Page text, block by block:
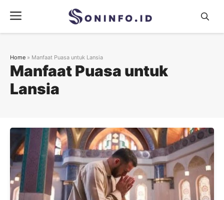
content
Menu
Manfaat Puasa untuk
Lansia
Home » Manfaat Puasa untuk Lansia